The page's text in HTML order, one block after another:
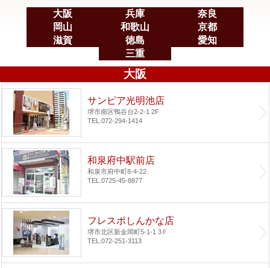
大阪 兵庫
奈良
岡山
和歌山
京都
滋賀
徳島
愛知
三重
大阪
サンピア光明池店
堺市南区鴨谷台2-2-1 2F
TEL.072-294-1414
和泉府中駅前店
和泉市府中町8-4-22
TEL.0725-45-8877
フレスポしんかな店
堺市北区新金岡町5-1-1 3Ｆ
TEL.072-251-3113